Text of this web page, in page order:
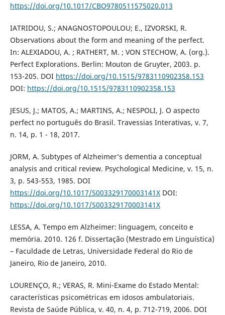
https://doi.org/10.1017/CBO9780511575020.013
IATRIDOU, S.; ANAGNOSTOPOULOU; E., IZVORSKI, R.
Observations about the form and meaning of the perfect.
In: ALEXIADOU, A. ; RATHERT, M. ; VON STECHOW, A. (org.).
Perfect Explorations. Berlin: Mouton de Gruyter, 2003. p.
153-205. DOI https://doi.org/10.1515/9783110902358.153
DOI: https://doi.org/10.1515/9783110902358.153
JESUS, J.; MATOS, A.; MARTINS, A.; NESPOLI, J. O aspecto
perfect no português do Brasil. Travessias Interativas, v. 7,
n. 14, p. 1 - 18, 2017.
JORM, A. Subtypes of Alzheimer’s dementia a conceptual
analysis and critical review. Psychological Medicine, v. 15, n.
3, p. 543-553, 1985. DOI
https://doi.org/10.1017/S003329170003141XDOI:
https://doi.org/10.1017/S003329170003141X
LESSA, A. Tempo em Alzheimer: linguagem, conceito e
memória. 2010. 126 f. Dissertação (Mestrado em Linguística)
– Faculdade de Letras, Universidade Federal do Rio de
Janeiro, Rio de Janeiro, 2010.
LOURENÇO, R.; VERAS, R. Mini-Exame do Estado Mental:
características psicométricas em idosos ambulatoriais.
Revista de Saúde Pública, v. 40, n. 4, p. 712-719, 2006. DOI